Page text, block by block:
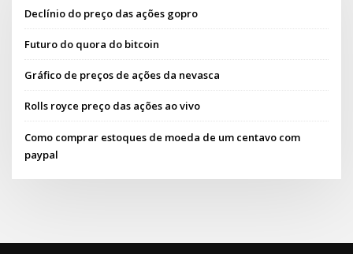
Declínio do preço das ações gopro
Futuro do quora do bitcoin
Gráfico de preços de ações da nevasca
Rolls royce preço das ações ao vivo
Como comprar estoques de moeda de um centavo com
paypal